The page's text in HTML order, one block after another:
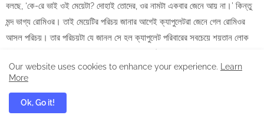
বলছে, ‘কে-রে ভাই ওই মেয়েটা? দোহাই তোদের, ওর নামটা একবার জেনে আয় না।’ কিন্তু
মন্দ ভাগ্য রোমিওর। তাই মেয়েটির পরিচয় জানার আগেই ক্যাপুলেটরা জেনে গেল রোমিওর
আসল পরিচয়। তার পরিচয়টা যে জানল সে হল ক্যাপুলেট পরিবারের সবচেয়ে শয়তান লোক
‘যা দৌড়ে গিয়ে, আমার তলোয়ারটা নিয়ে আয়।’ চাকরটা তলোয়ার আনতে যাবে এমন সময়
সেখানে এসে পৌঁছলেন ক্যাপুলেট বাড়ির বুড়োকর্তা। টিবল্ট যে চাকরকে ডেকে তলোয়ার আনতে
বলেছে সে কথাটা শুনেছেন তিনি আর তাতেই বুঝে গেছেন কোনও একটা গুরুতর ব্যাপার
Our website uses cookies to enhance your experience.
Learn
More
Ok, Go it!